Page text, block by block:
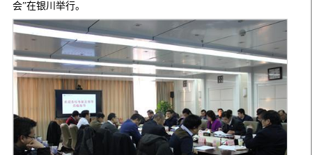
会”在银川举行。